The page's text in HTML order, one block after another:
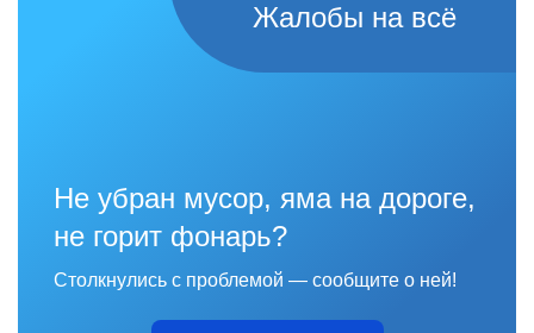
Жалобы на всё
Не убран мусор, яма на дороге,
не горит фонарь?
Столкнулись с проблемой — сообщите о ней!